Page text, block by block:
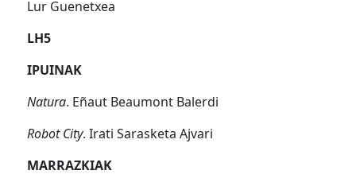
Lur Guenetxea
LH5
IPUINAK
Natura. Eñaut Beaumont Balerdi
Robot City. Irati Sarasketa Ajvari
MARRAZKIAK